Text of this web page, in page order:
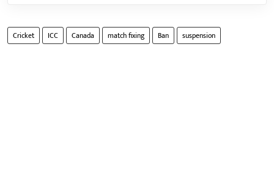
Cricket ICC Canada match fixing Ban suspension